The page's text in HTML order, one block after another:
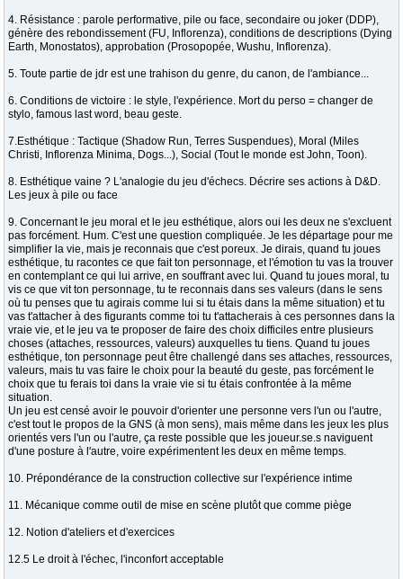
4. Résistance : parole performative, pile ou face, secondaire ou joker (DDP),
génère des rebondissement (FU, Inflorenza), conditions de descriptions (Dying
Earth, Monostatos), approbation (Prosopopée, Wushu, Inflorenza).
5. Toute partie de jdr est une trahison du genre, du canon, de l'ambiance...
6. Conditions de victoire : le style, l'expérience. Mort du perso = changer de
stylo, famous last word, beau geste.
7.Esthétique : Tactique (Shadow Run, Terres Suspendues), Moral (Miles
Christi, Inflorenza Minima, Dogs...), Social (Tout le monde est John, Toon).
8. Esthétique vaine ? L'analogie du jeu d'échecs. Décrire ses actions à D&D.
Les jeux à pile ou face
9. Concernant le jeu moral et le jeu esthétique, alors oui les deux ne s'excluent
pas forcément. Hum. C'est une question compliquée. Je les départage pour me
simplifier la vie, mais je reconnais que c'est poreux. Je dirais, quand tu joues
esthétique, tu racontes ce que fait ton personnage, et l'émotion tu vas la trouver
en contemplant ce qui lui arrive, en souffrant avec lui. Quand tu joues moral, tu
vis ce que vit ton personnage, tu te reconnais dans ses valeurs (dans le sens
où tu penses que tu agirais comme lui si tu étais dans la même situation) et tu
vas t'attacher à des figurants comme toi tu t'attacherais à ces personnes dans la
vraie vie, et le jeu va te proposer de faire des choix difficiles entre plusieurs
choses (attaches, ressources, valeurs) auxquelles tu tiens. Quand tu joues
esthétique, ton personnage peut être challengé dans ses attaches, ressources,
valeurs, mais tu vas faire le choix pour la beauté du geste, pas forcément le
choix que tu ferais toi dans la vraie vie si tu étais confrontée à la même
situation.
Un jeu est censé avoir le pouvoir d'orienter une personne vers l'un ou l'autre,
c'est tout le propos de la GNS (à mon sens), mais même dans les jeux les plus
orientés vers l'un ou l'autre, ça reste possible que les joueur.se.s naviguent
d'une posture à l'autre, voire expérimentent les deux en même temps.
10. Prépondérance de la construction collective sur l'expérience intime
11. Mécanique comme outil de mise en scène plutôt que comme piège
12. Notion d'ateliers et d'exercices
12.5 Le droit à l'échec, l'inconfort acceptable